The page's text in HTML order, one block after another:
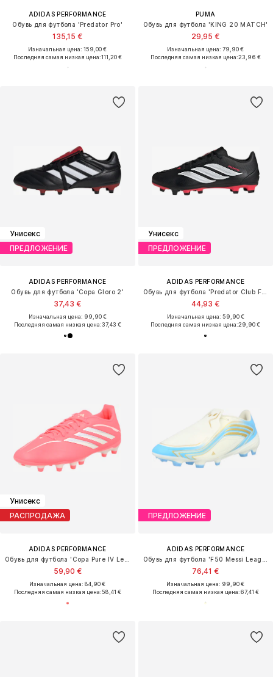
ADIDAS PERFORMANCE
Обувь для футбола 'Predator Pro'
135,15 €
Изначальная цена: 159,00 €
Последняя самая низкая цена:111,20 €
PUMA
Обувь для футбола 'KING 20 MATCH'
29,95 €
Изначальная цена: 79,90 €
Последняя самая низкая цена:23,96 €
Унисекс
ПРЕДЛОЖЕНИЕ
ADIDAS PERFORMANCE
Обувь для футбола 'Copa Gloro 2'
37,43 €
Изначальная цена: 99,90 €
Последняя самая низкая цена:37,43 €
Унисекс
ПРЕДЛОЖЕНИЕ
ADIDAS PERFORMANCE
44,93 €
Изначальная цена: 59,90 €
Последняя самая низкая цена:29,90 €
Унисекс
РАСПРОДАЖА
ADIDAS PERFORMANCE
59,90 €
Изначальная цена: 84,90 €
Последняя самая низкая цена:58,41 €
ПРЕДЛОЖЕНИЕ
ADIDAS PERFORMANCE
76,41 €
Изначальная цена: 99,90 €
Последняя самая низкая цена:67,41 €